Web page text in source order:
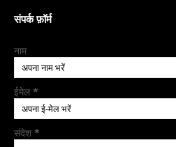
संपर्क फ़ॉर्म
नाम
ईमेल *
संदेश *